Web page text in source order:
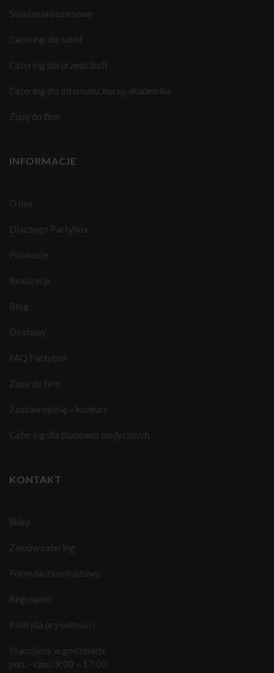
Śniadania biznesowe
Catering dla szkół
Catering dla przedszkoli
Catering dla internatu, bursy, akademika
Zupy do firm
INFORMACJE
O nas
Dlaczego Partybox
Promocje
Realizacje
Blog
Dostawy
FAQ Partybox
Zupy do firm
Zostaw opinię – konkurs
Catering dla placówek medycznych
KONTAKT
Sklep
Zamów catering
Formularz kontaktowy
Regulamin
Polityka prywatności
Pracujemy w godzinach:
pon. - czw.: 9:00 – 17:00